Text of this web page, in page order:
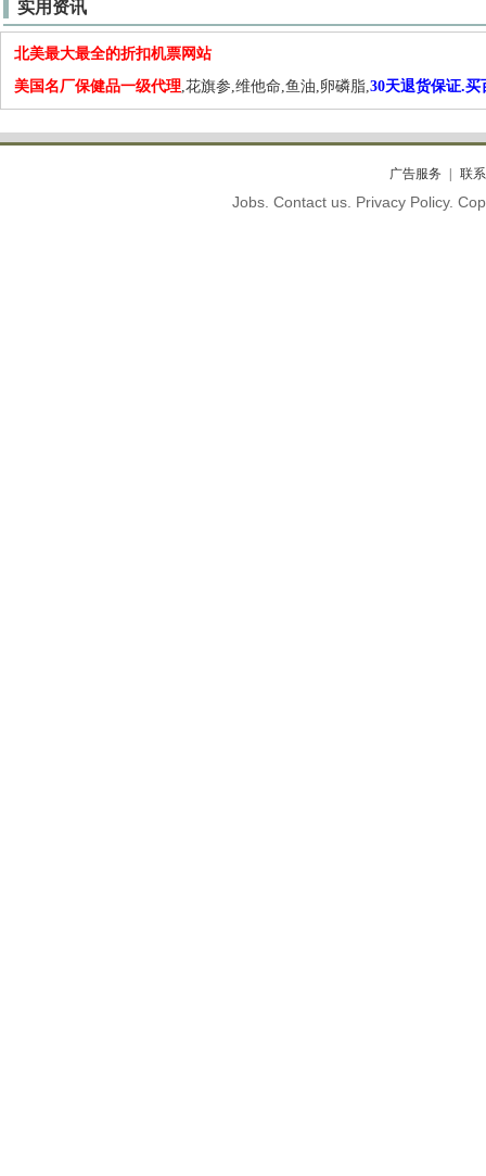
实用资讯
北美最大最全的折扣机票网站
美国名厂保健品一级代理,花旗参,维他命,鱼油,卵磷脂,30天退货保证.买
广告服务 联
Jobs. Contact us. Privacy Policy.